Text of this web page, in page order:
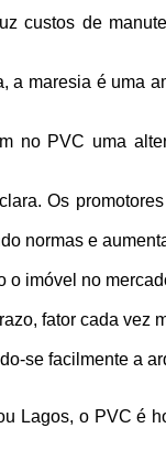
custos de
a maresia é uma
no PVC uma
Os
normas e
o imóvel no
fator cada vez
se facilmente a
Lagos, o PVC